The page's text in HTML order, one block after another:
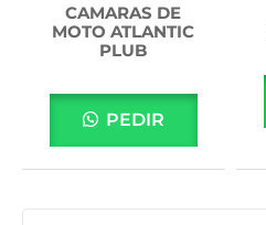
CAMARAS DE
MOTO ATLANTIC
PLUB
PEDIR